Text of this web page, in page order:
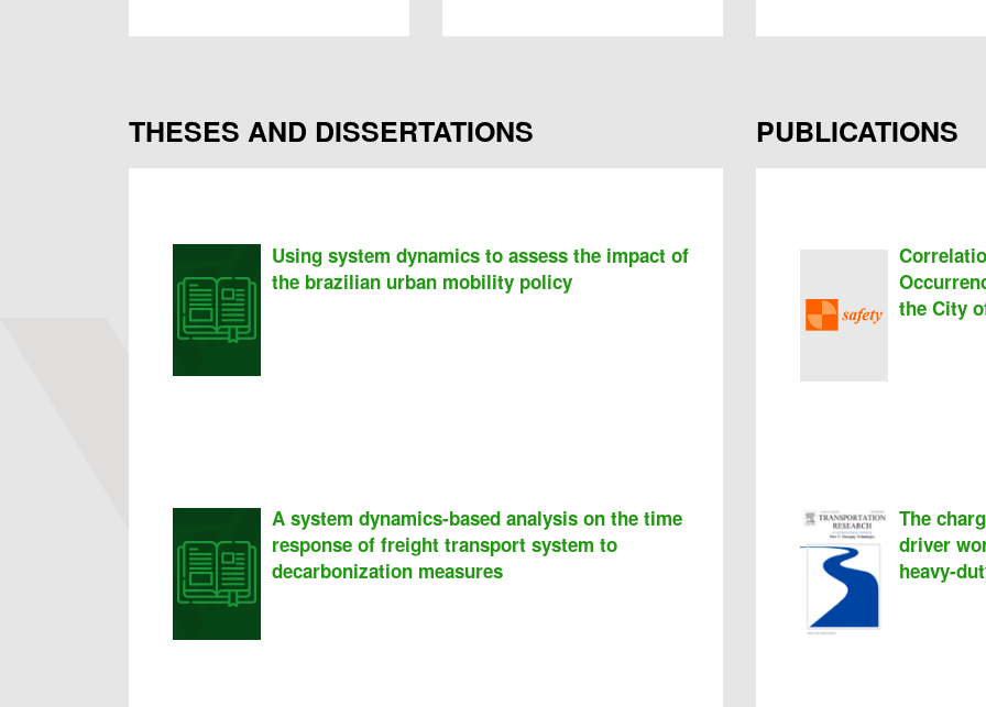
THESES AND DISSERTATIONS
Using system dynamics to assess the impact of
the brazilian urban mobility policy
A system dynamics-based analysis on the time
response of freight transport system to
decarbonization measures
PUBLICATIONS
the City
The
driver
heavy-